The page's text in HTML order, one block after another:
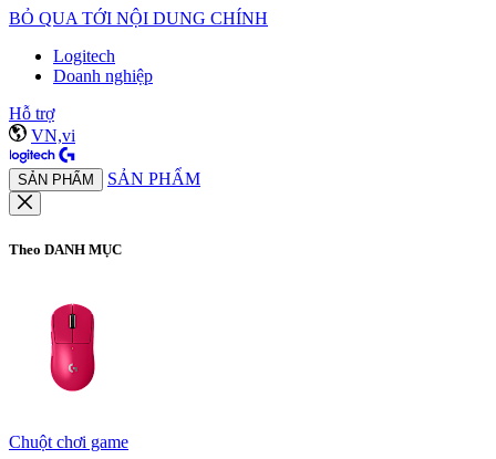
BỎ QUA TỚI NỘI DUNG CHÍNH
Logitech
Doanh nghiệp
Hỗ trợ
VN,vi
SẢN PHẨM SẢN PHẨM
Theo DANH MỤC
Chuột chơi game